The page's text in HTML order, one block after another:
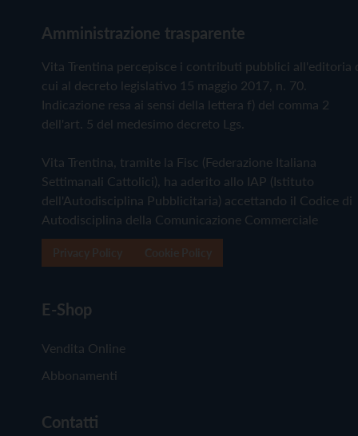
Amministrazione trasparente
Vita Trentina percepisce i contributi pubblici all'editoria
cui al decreto legislativo 15 maggio 2017, n. 70.
Indicazione resa ai sensi della lettera f) del comma 2
dell'art. 5 del medesimo decreto Lgs.
Vita Trentina, tramite la Fisc (Federazione Italiana
Settimanali Cattolici), ha aderito allo IAP (Istituto
dell'Autodisciplina Pubblicitaria) accettando il Codice di
Autodisciplina della Comunicazione Commerciale
E-Shop
Vendita Online
Abbonamenti
Contatti